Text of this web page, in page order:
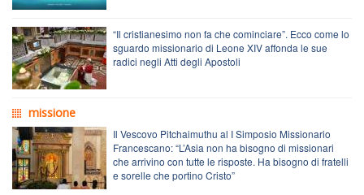
“Il cristianesimo non fa che cominciare”. Ecco come lo
sguardo missionario di Leone XIV affonda le sue
radici negli Atti degli Apostoli
missione
Il Vescovo Pitchaimuthu al I Simposio Missionario
Francescano: “L’Asia non ha bisogno di missionari
che arrivino con tutte le risposte. Ha bisogno di fratelli
e sorelle che portino Cristo”